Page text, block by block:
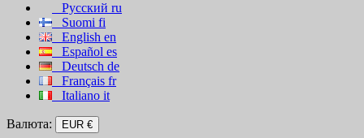
Русский ru
Suomi fi
English en
Español es
Deutsch de
Français fr
Italiano it
Валюта: EUR €